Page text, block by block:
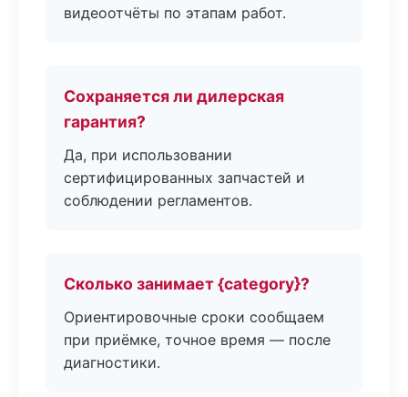
видеоотчёты по этапам работ.
Сохраняется ли дилерская
гарантия?
Да, при использовании
сертифицированных запчастей и
соблюдении регламентов.
Сколько занимает {category}?
Ориентировочные сроки сообщаем
при приёмке, точное время — после
диагностики.